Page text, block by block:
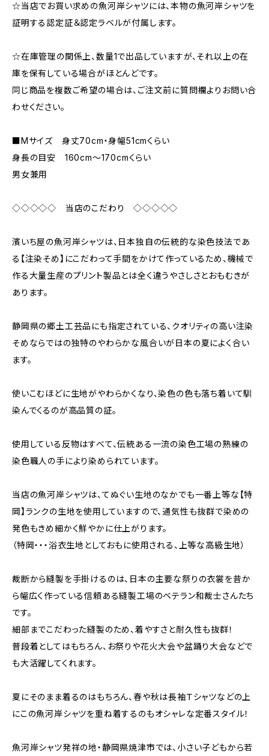
☆当店でお買い求めの魚河岸シャツには、本物の魚河岸シャツを
証明する認定証＆認定ラベルが付属します。
☆在庫管理の関係上、数量1で出品していますが、それ以上の在
庫を保有している場合がほとんどです。
同じ商品を複数ご希望の場合は、ご注文前に質問欄よりお問い合
わせください。
■Mサイズ 身丈70cm・身幅51cmくらい
身長の目安 160cm〜170cmくらい
男女兼用
◇◇◇◇◇ 当店のこだわり ◇◇◇◇◇
濱いち屋の魚河岸シャツは、日本独自の伝統的な染色技法であ
る【注染そめ】にこだわって手間をかけて作っているため、機械で
作る大量生産のプリント製品とは全く違うやさしさとおもむきが
あります。
静岡県の郷土工芸品にも指定されている、クオリティの高い注染
そめならではの独特のやわらかな風合いが日本の夏によく合い
ます。
使いこむほどに生地がやわらかくなり、染色の色も落ち着いて馴
染んでくるのが高品質の証。
使用している反物はすべて、伝統ある一流の染色工場の熟練の
染色職人の手により染められています。
当店の魚河岸シャツは、てぬぐい生地のなかでも一番上等な【特
岡】ランクの生地を使用していますので、通気性も抜群で染めの
発色もきめ細かく鮮やかに仕上がります。
（特岡・・・浴衣生地としておもに使用される、上等な高級生地）
裁断から縫製を手掛けるのは、日本の主要な祭りの衣裳を昔か
ら幅広く作っている信頼ある縫製工場のベテラン和裁士さんたち
です。
細部までこだわった縫製のため、着やすさと耐久性も抜群！
普段着としてはもちろん、お祭りや花火大会や盆踊り大会などで
も大活躍してくれます。
夏にそのまま着るのはもちろん、春や秋は長袖Ｔシャツなどの上
にこの魚河岸シャツを重ね着するのもオシャレな定番スタイル！
魚河岸シャツ発祥の地・静岡県焼津市では、小さい子どもから若